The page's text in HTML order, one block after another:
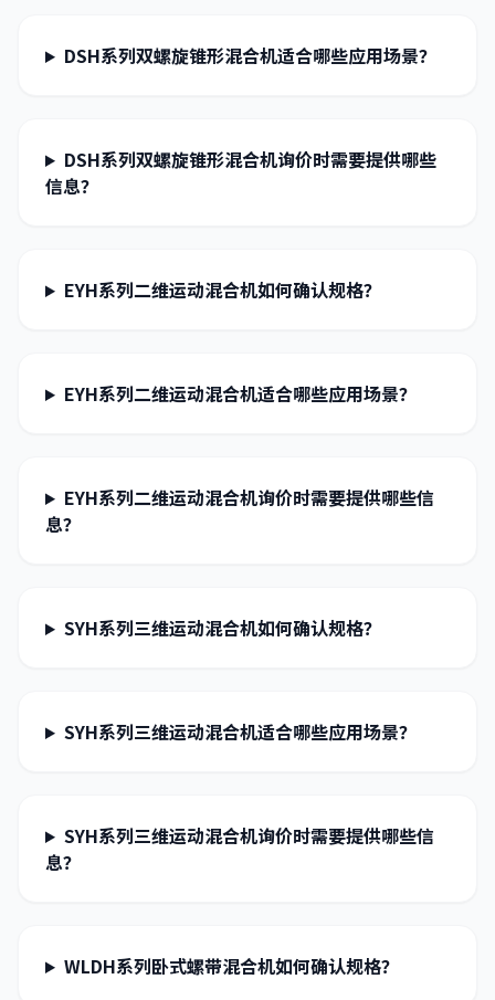
DSH系列双螺旋锥形混合机适合哪些应用场景？
DSH系列双螺旋锥形混合机询价时需要提供哪些
信息？
EYH系列二维运动混合机如何确认规格？
EYH系列二维运动混合机适合哪些应用场景？
EYH系列二维运动混合机询价时需要提供哪些信
息？
SYH系列三维运动混合机如何确认规格？
SYH系列三维运动混合机适合哪些应用场景？
SYH系列三维运动混合机询价时需要提供哪些信
息？
WLDH系列卧式螺带混合机如何确认规格？